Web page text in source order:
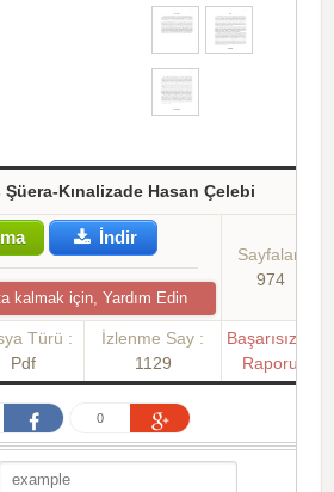
Kınalizade Hasan Çelebi
İndir
kalmak için, Yardım Edin
Sayfalar:
974
Türü :
Pdf
İzlenme Say :
1129
Başarısızlık
Raporu
0